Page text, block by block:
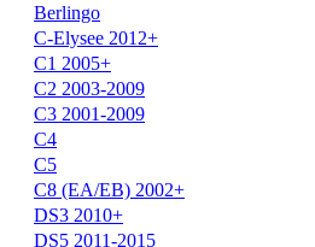
Berlingo
C-Elysee 2012+
C1 2005+
C2 2003-2009
C3 2001-2009
C4
C5
C8 (EA/EB) 2002+
DS3 2010+
DS5 2011-2015